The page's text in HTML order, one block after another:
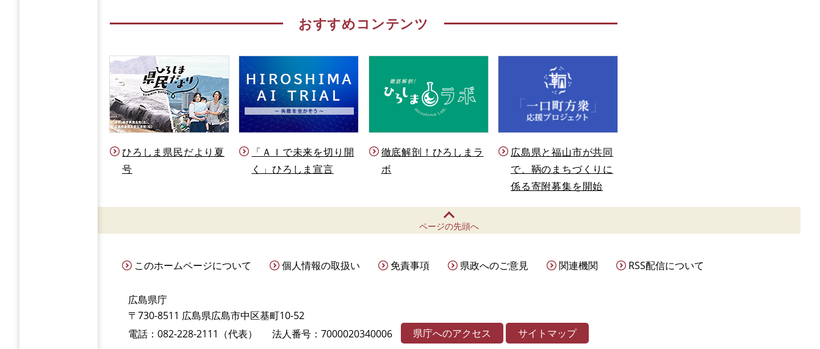
おすすめコンテンツ
ひろしま県民だより夏
号
「ＡＩで未来を切り開
く」ひろしま宣言
徹底解剖！ひろしまラ
ボ
広島県と福山市が共同
で、鞆のまちづくりに
係る寄附募集を開始
ページの先頭へ
このホームページについて 個人情報の取扱い 免責事項 県政へのご意見 関連機関 RSS配信について
広島県庁
〒730-8511 広島県広島市中区基町10-52
電話：082-228-2111（代表）
法人番号：7000020340006 県庁へのアクセス サイトマップ